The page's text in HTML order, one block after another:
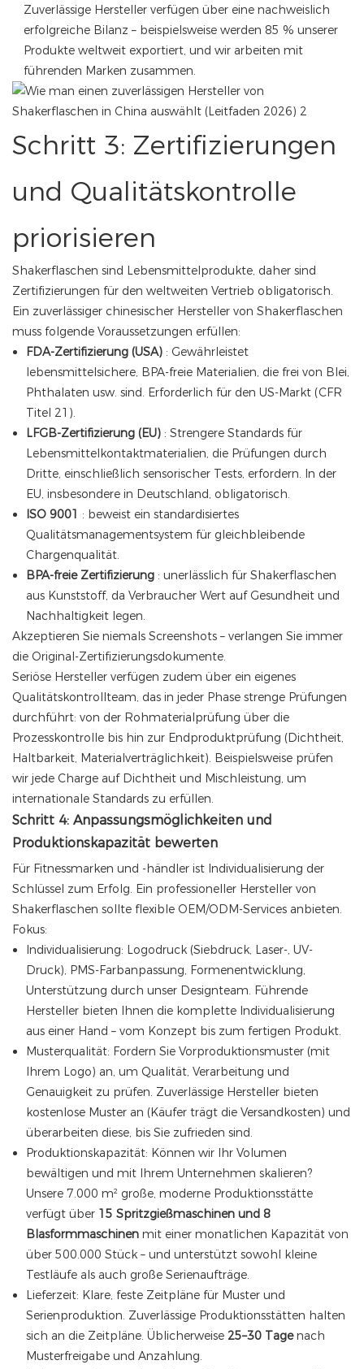
Zuverlässige Hersteller verfügen über eine nachweislich
erfolgreiche Bilanz – beispielsweise werden 85 % unserer
Produkte weltweit exportiert, und wir arbeiten mit
führenden Marken zusammen.
Schritt 3: Zertifizierungen
und Qualitätskontrolle
priorisieren
Shakerflaschen sind Lebensmittelprodukte, daher sind
Zertifizierungen für den weltweiten Vertrieb obligatorisch.
Ein zuverlässiger chinesischer Hersteller von Shakerflaschen
muss folgende Voraussetzungen erfüllen:
FDA-Zertifizierung (USA): Gewährleistet
lebensmittelsichere, BPA-freie Materialien, die frei von Blei,
Phthalaten usw. sind. Erforderlich für den US-Markt (CFR
Titel 21).
LFGB-Zertifizierung (EU): Strengere Standards für
Lebensmittelkontaktmaterialien, die Prüfungen durch
Dritte, einschließlich sensorischer Tests, erfordern. In der
EU, insbesondere in Deutschland, obligatorisch.
ISO 9001 : beweist ein standardisiertes
Qualitätsmanagementsystem für gleichbleibende
Chargenqualität.
BPA-freie Zertifizierung: unerlässlich für Shakerflaschen
aus Kunststoff, da Verbraucher Wert auf Gesundheit und
Nachhaltigkeit legen.
Akzeptieren Sie niemals Screenshots – verlangen Sie immer
die Original-Zertifizierungsdokumente.
Seriöse Hersteller verfügen zudem über ein eigenes
Qualitätskontrollteam, das in jeder Phase strenge Prüfungen
durchführt: von der Rohmaterialprüfung über die
Prozesskontrolle bis hin zur Endproduktprüfung (Dichtheit,
Haltbarkeit, Materialverträglichkeit). Beispielsweise prüfen
wir jede Charge auf Dichtheit und Mischleistung, um
internationale Standards zu erfüllen.
Schritt 4: Anpassungsmöglichkeiten und
Produktionskapazität bewerten
Für Fitnessmarken und -händler ist Individualisierung der
Schlüssel zum Erfolg. Ein professioneller Hersteller von
Shakerflaschen sollte flexible OEM/ODM-Services anbieten.
Fokus:
Individualisierung: Logodruck (Siebdruck, Laser-, UV-
Druck), PMS-Farbanpassung, Formenentwicklung,
Unterstützung durch unser Designteam. Führende
Hersteller bieten Ihnen die komplette Individualisierung
aus einer Hand – vom Konzept bis zum fertigen Produkt.
Musterqualität: Fordern Sie Vorproduktionsmuster (mit
Ihrem Logo) an, um Qualität, Verarbeitung und
Genauigkeit zu prüfen. Zuverlässige Hersteller bieten
kostenlose Muster an (Käufer trägt die Versandkosten) und
überarbeiten diese, bis Sie zufrieden sind.
Produktionskapazität: Können wir Ihr Volumen
bewältigen und mit Ihrem Unternehmen skalieren?
Unsere 7.000 m² große, moderne Produktionsstätte
verfügt über 15 Spritzgießmaschinen und 8
Blasformmaschinenmit einer monatlichen Kapazität von
über 500.000 Stück – und unterstützt sowohl kleine
Testläufe als auch große Serienaufträge.
Lieferzeit: Klare, feste Zeitpläne für Muster und
Serienproduktion. Zuverlässige Produktionsstätten halten
sich an die Zeitpläne. Üblicherweise 25–30 Tagenach
Musterfreigabe und Anzahlung.